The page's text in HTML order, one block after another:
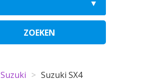
ZOEKEN
Suzuki > Suzuki SX4